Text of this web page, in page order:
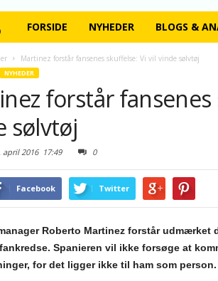
FORSIDE NYHEDER BLOGS &
Martinez forstår fansenes skuffelse: Vi vil vinde sølvtøj
NYHEDER
forstår fansenes
sølvtøj
april 201617:49 0
Facebook Twitter
Roberto Martinez forstår
Spanieren vil ikke forsøge at
for det ligger ikke til ham som person.